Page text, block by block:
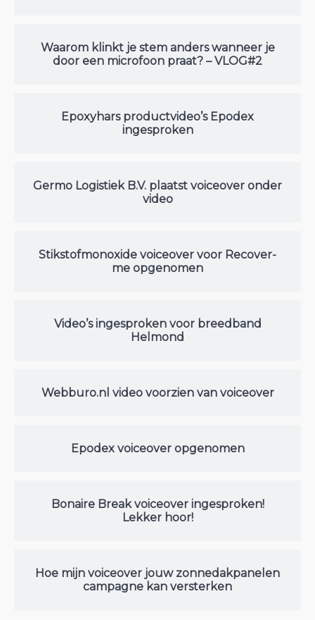
Waarom klinkt je stem anders wanneer je
door een microfoon praat? – VLOG#2
Epoxyhars productvideo’s Epodex
ingesproken
Germo Logistiek B.V. plaatst voiceover onder
video
Stikstofmonoxide voiceover voor Recover-
me opgenomen
Video’s ingesproken voor breedband
Helmond
Webburo.nl video voorzien van voiceover
Epodex voiceover opgenomen
Bonaire Break voiceover ingesproken!
Lekker hoor!
Hoe mijn voiceover jouw zonnedakpanelen
campagne kan versterken